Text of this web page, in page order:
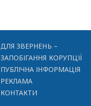
ДЛЯ ЗВЕРНЕНЬ –
ЗАПОБІГАННЯ КОРУПЦІЇ
ПУБЛІЧНА ІНФОРМАЦІЯ
РЕКЛАМА
КОНТАКТИ